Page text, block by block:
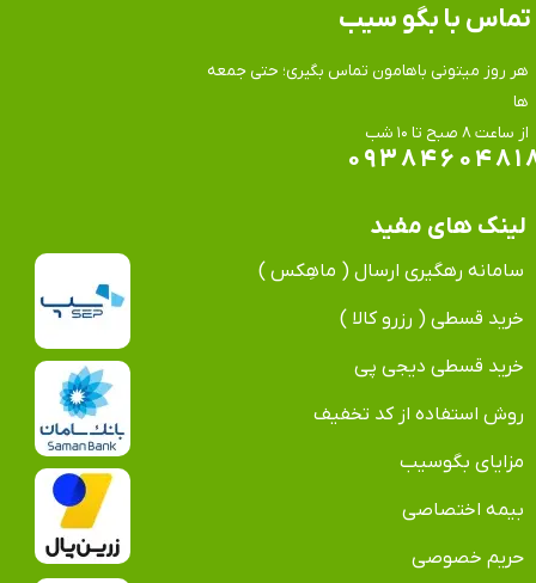
هر روز میتونی باهامون تماس بگیری؛ حتی جمعه
ها
​​​​​​​از ساعت ۸ صبح تا ۱۰ شب
تماس​​​​​​​ با بگو سیب
لینک های مفید
سامانه رهگیری ارسال ( ماهِکس )
خرید قسطی ( رزرو کالا )
خرید قسطی دیجی پی
روش استفاده از کد تخفیف
مزایای بگوسیب
بیمه اختصاصی
حریم خصوصی